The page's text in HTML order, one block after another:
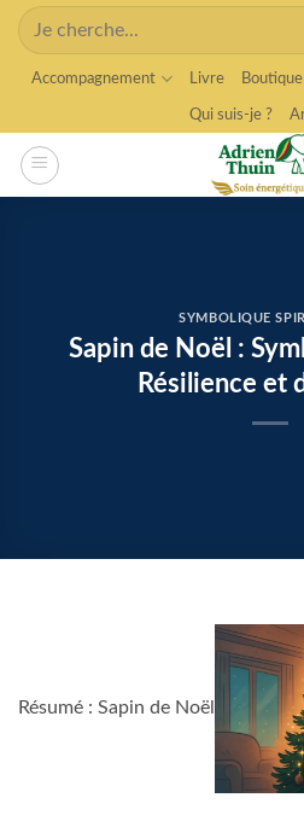
Skip
content
Search
for:
Accompagnement Livre Boutique
Qui suis-je ?
SYMBOLIQUE
Sapin de Noël :
Résilience et
Résumé : Sapin de Noël